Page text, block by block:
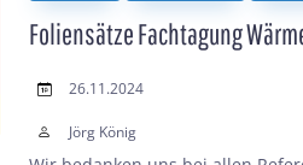
Foliensätze Fachtagung
26.11.2024
Jörg König